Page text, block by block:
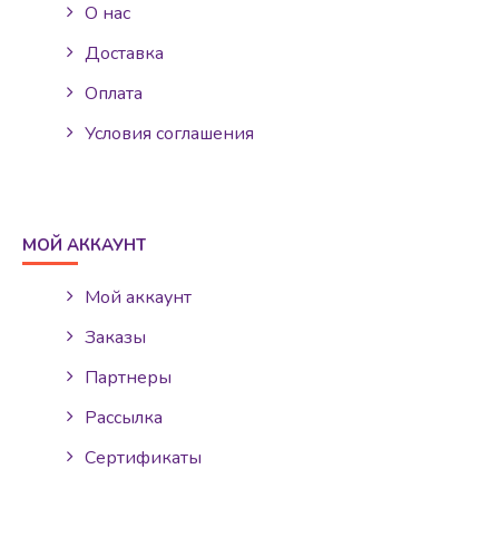
О нас
Доставка
Оплата
Условия соглашения
МОЙ АККАУНТ
Мой аккаунт
Заказы
Партнеры
Рассылка
Сертификаты